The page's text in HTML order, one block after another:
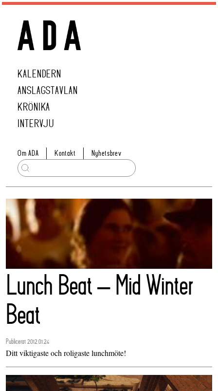
KALENDERN
ANSLAGSTAVLAN
KRÖNIKA
INTERVJU
Om ADA Kontakt Nyhetsbrev
Lunch Beat – Mid Winter
Beat
Publicerat 2012.01.24
Ditt viktigaste och roligaste lunchmöte!